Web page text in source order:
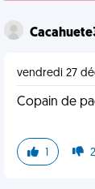
vendredi 27
Copain de
1 2